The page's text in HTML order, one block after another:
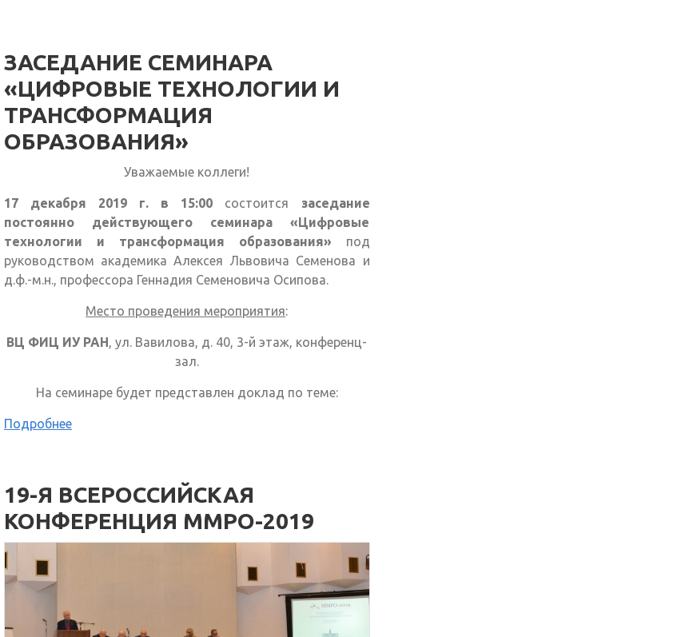
ЗАСЕДАНИЕ СЕМИНАРА
«ЦИФРОВЫЕ ТЕХНОЛОГИИ И
ТРАНСФОРМАЦИЯ
ОБРАЗОВАНИЯ»
Уважаемые коллеги!
17 декабря 2019 г. в 15:00 состоится заседание
постоянно действующего семинара «Цифровые
технологии и трансформация образования» под
руководством академика Алексея Львовича Семенова и
д.ф.-м.н., профессора Геннадия Семеновича Осипова.
Место проведения мероприятия:
ВЦ ФИЦ ИУ РАН, ул. Вавилова, д. 40, 3-й этаж, конференц-
зал.
На семинаре будет представлен доклад по теме:
Подробнее
19-Я ВСЕРОССИЙСКАЯ
КОНФЕРЕНЦИЯ ММРО-2019